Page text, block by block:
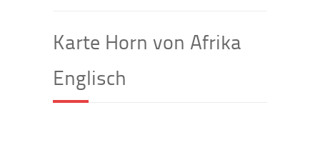
Karte Horn von Afrika
Englisch